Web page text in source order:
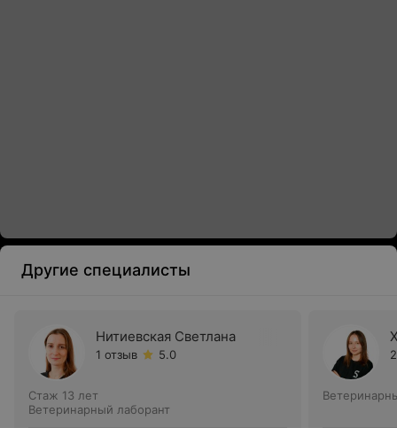
Другие специалисты
Нитиевская Светлана
1 отзыв 5.0
Стаж 13 лет
Ветеринарный лаборант